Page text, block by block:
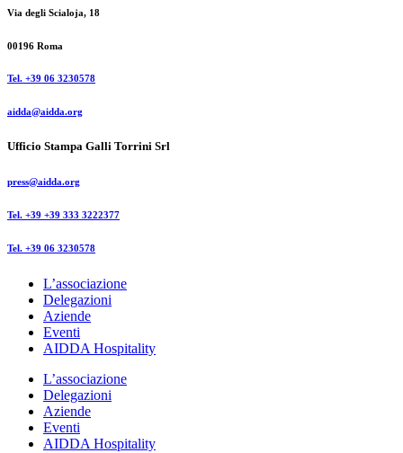
Via degli Scialoja, 18
00196 Roma
Tel. +39 06 3230578
aidda@aidda.org
Ufficio Stampa Galli Torrini Srl
press@aidda.org
Tel. +39 +39 333 3222377
Tel. +39 06 3230578
L’associazione
Delegazioni
Aziende
Eventi
AIDDA Hospitality
L’associazione
Delegazioni
Aziende
Eventi
AIDDA Hospitality